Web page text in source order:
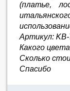
(платье,
Артикул:
Какого
Сколько
Спасибо